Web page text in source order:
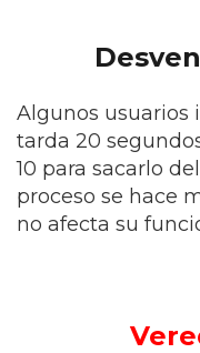
Algunos usuarios
tarda 20
10 para sacarlo
proceso se hace
no afecta su